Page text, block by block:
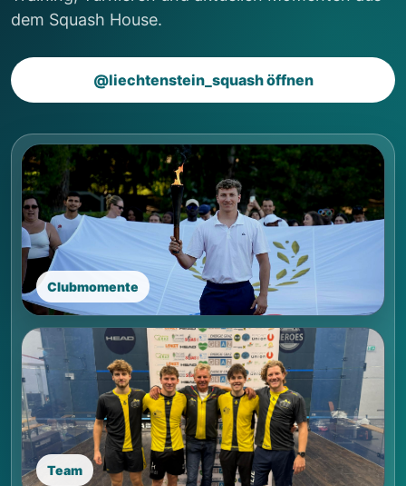
dem Squash House.
@liechtenstein_squash öffnen
Clubmomente
Team